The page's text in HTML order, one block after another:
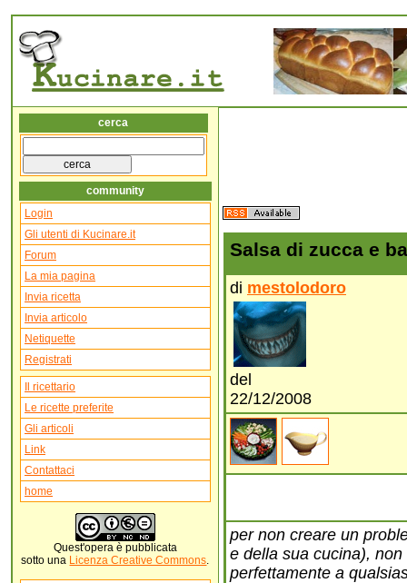
cerca
community
Login
Gli utenti di Kucinare.it
Forum
La mia pagina
Invia ricetta
Invia articolo
Netiquette
Registrati
Il ricettario
Le ricette preferite
Gli articoli
Link
Contattaci
home
Quest'opera è pubblicata
sotto una Licenza Creative Commons.
Salsa di zucca e
di mestolodoro
del
22/12/2008
per non creare un
e della sua cucina),
perfettamente a